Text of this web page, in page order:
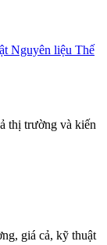
Nguyên liệu Thế
thị trường và kiến
giá cả, kỹ thuật